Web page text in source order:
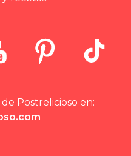
Postrelicioso en: